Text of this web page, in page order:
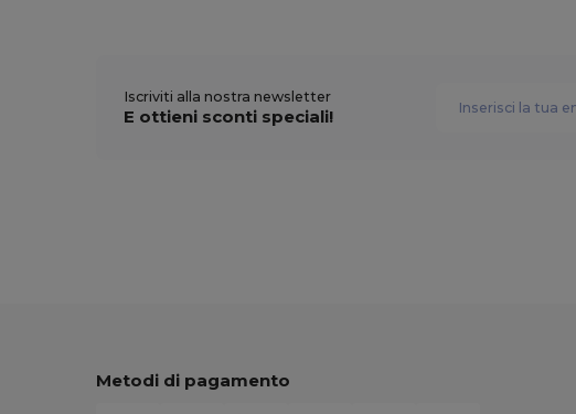
Iscriviti alla nostra newsletter
E ottieni sconti speciali!
Metodi di pagamento